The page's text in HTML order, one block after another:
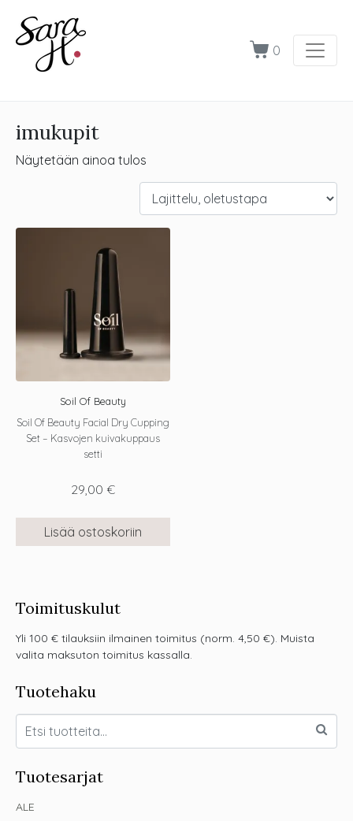
0
imukupit
Näytetään ainoa tulos
Soil Of Beauty
Soil Of Beauty Facial Dry Cupping
Set – Kasvojen kuivakuppaus
setti
29,00 €
Lisää ostoskoriin
Toimituskulut
Yli 100 € tilauksiin ilmainen toimitus (norm. 4,50 €). Muista
valita maksuton toimitus kassalla.
Tuotehaku
Tuotesarjat
ALE